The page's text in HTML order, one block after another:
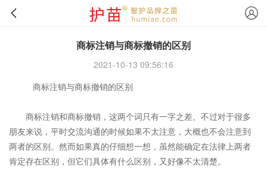
商标注销与商标撤销的区别
2021-10-13 09:56:16
商标注销与商标撤销的区别
商标注销和商标撤销，这两个词只有一字之差。不过对于很多
朋友来说，平时交流沟通的时候如果不太注意，大概也不会注意到
两者的区别。然而如果真的仔细想一想，虽然能确定在法律上两者
肯定存在区别，但它们具体有什么区别，又好像不太清楚。